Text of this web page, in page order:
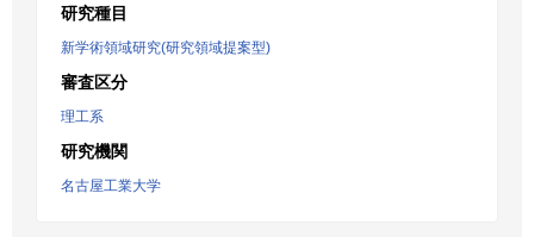
研究種目
新学術領域研究(研究領域提案型)
審査区分
理工系
研究機関
名古屋工業大学